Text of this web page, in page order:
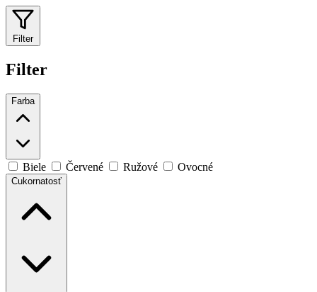
Filter
Filter
Farba
Biele Červené Ružové Ovocné
Cukornatosť